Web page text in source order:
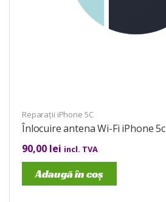
Reparații iPhone 5C
Înlocuire antena Wi-Fi iPhone 5c
90,00 lei incl. TVA
Adaugă în coș